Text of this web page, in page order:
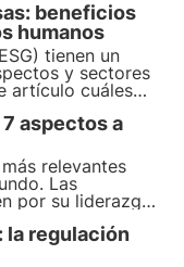
beneficios
humanos
tienen un
y sectores
artículo cuáles
la marca y cuál
aspectos a
relevantes
Las
por su liderazgo
real
ASG
la regulación